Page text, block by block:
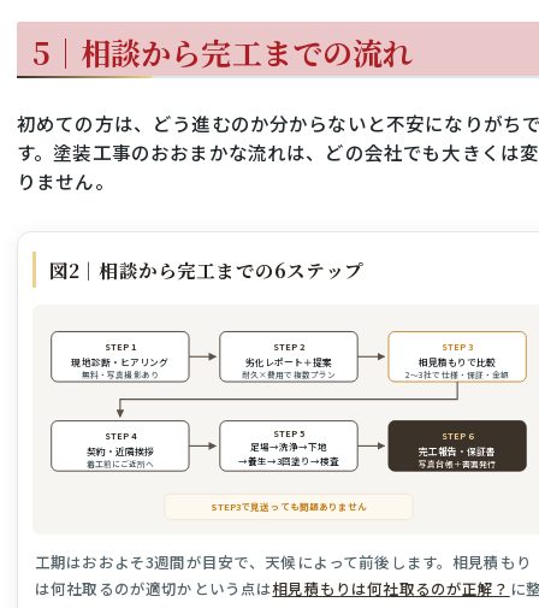
5｜相談から完工までの流れ
初めての方は、どう進むのか分からないと不安になりがち
す。塗装工事のおおまかな流れは、どの会社でも大きくは
りません。
図2｜相談から完工までの6ステップ
STEP 1
現地診断・ヒアリング
無料・写真撮影あり
STEP 2
劣化レポート＋提案
耐久×費用で複数プラン
STEP 3
相見積もりで比較
2〜3社で仕様・保証・金額
STEP 4
契約・近隣挨拶
着工前にご近所へ
STEP 5
足場→洗浄→下地
→養生→3回塗り→検査
STEP 6
完工報告・保証書
写真台帳＋書面発行
STEP3で見送っても問題ありません
工期はおおよそ3週間が目安で、天候によって前後します。相見積もり
は何社取るのが適切かという点は相見積もりは何社取るのが正解？ に